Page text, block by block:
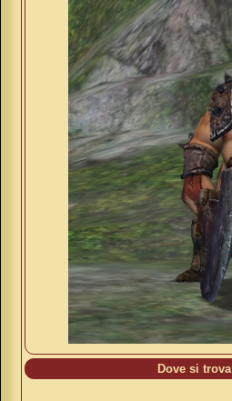
Dove si trova